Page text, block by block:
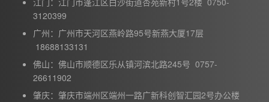
3120399
广州：广州市天河区燕岭路95号新燕大厦17层
18688133131
佛山：佛山市顺德区乐从镇河滨北路245号 0757-
26611902
肇庆：肇庆市端州区端州一路广新科创智汇园2号办公楼